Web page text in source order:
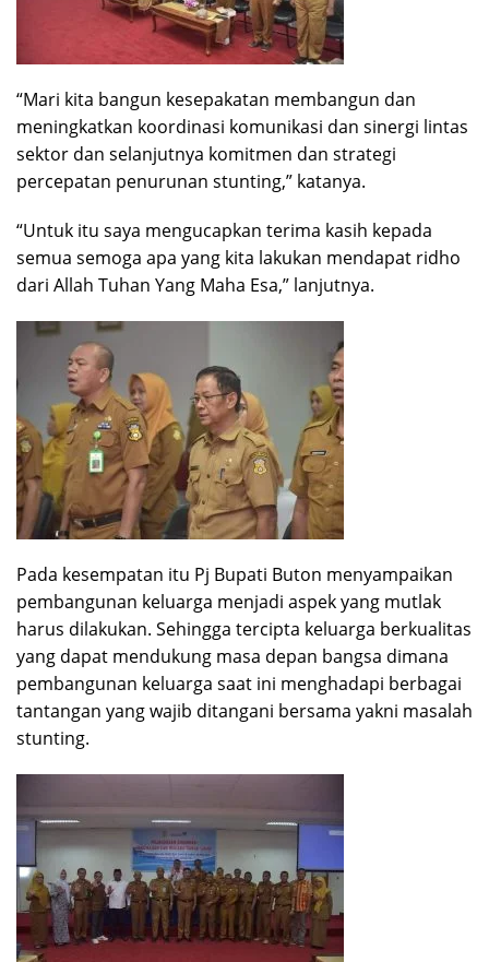
“Mari kita bangun kesepakatan membangun dan
meningkatkan koordinasi komunikasi dan sinergi lintas
sektor dan selanjutnya komitmen dan strategi
percepatan penurunan stunting,” katanya.
“Untuk itu saya mengucapkan terima kasih kepada
semua semoga apa yang kita lakukan mendapat ridho
dari Allah Tuhan Yang Maha Esa,” lanjutnya.
Pada kesempatan itu Pj Bupati Buton menyampaikan
pembangunan keluarga menjadi aspek yang mutlak
harus dilakukan. Sehingga tercipta keluarga berkualitas
yang dapat mendukung masa depan bangsa dimana
pembangunan keluarga saat ini menghadapi berbagai
tantangan yang wajib ditangani bersama yakni masalah
stunting.